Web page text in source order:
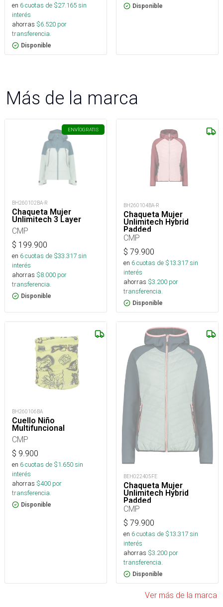
en 6cuotas de $27.165sin
interés
ahorras $6.520 por
transferencia.
Disponible
Disponible
Más de la marca
ENVÍOGRATIS
BH260102BA-R
Chaqueta Mujer
Unlimitech 3 Layer
CMP
$ 199.900
en 6cuotas de $33.317sin
interés
ahorras $8.000 por
transferencia.
Disponible
BH260104BA-R
Chaqueta Mujer
Unlimitech Hybrid
Padded
CMP
$ 79.900
en 6cuotas de $13.317sin
interés
ahorras $3.200 por
transferencia.
Disponible
BH260106BA
Cuello Niño
Multifuncional
CMP
$ 9.900
en 6cuotas de $1.650sin
interés
ahorras $400 por
transferencia.
Disponible
BEH022405FE
Chaqueta Mujer
Unlimitech Hybrid
Padded
CMP
$ 79.900
en 6cuotas de $13.317sin
interés
ahorras $3.200 por
transferencia.
Disponible
Ver más de la marca